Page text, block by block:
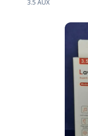
3.5 AUX